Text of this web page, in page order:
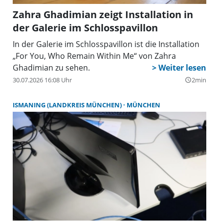
Zahra Ghadimian zeigt Installation in
der Galerie im Schlosspavillon
In der Galerie im Schlosspavillon ist die Installation
„For You, Who Remain Within Me“ von Zahra
Ghadimian zu sehen.
30.07.2026 16:08 Uhr query_builder2min
ISMANING (LANDKREIS MÜNCHEN) MÜNCHEN